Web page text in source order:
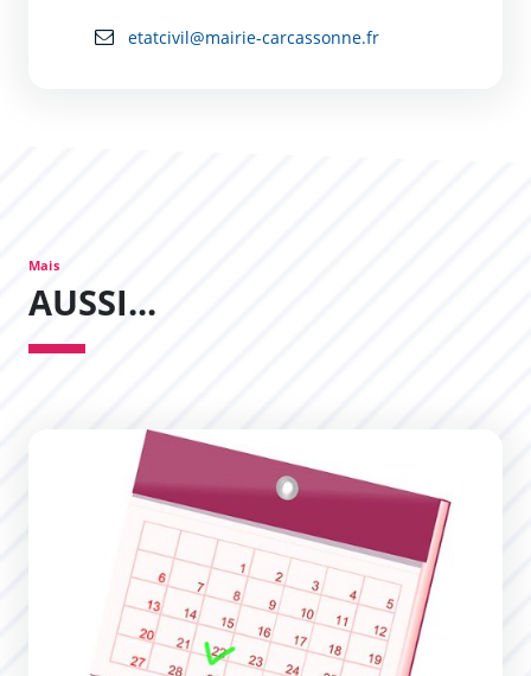
etatcivil@mairie-carcassonne.fr
Mais
AUSSI...
Prise de rendez-vous pour les cartes d&#039;identité